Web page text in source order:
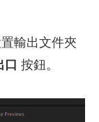
輸出文件夾
口 按鈕。